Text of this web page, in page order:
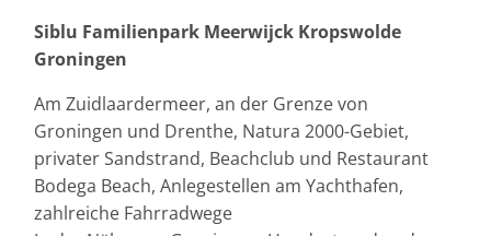
Siblu Familienpark Meerwijck Kropswolde
Groningen
Am Zuidlaardermeer, an der Grenze von
Groningen und Drenthe, Natura 2000-Gebiet,
privater Sandstrand, Beachclub und Restaurant
Bodega Beach, Anlegestellen am Yachthafen,
zahlreiche Fahrradwege